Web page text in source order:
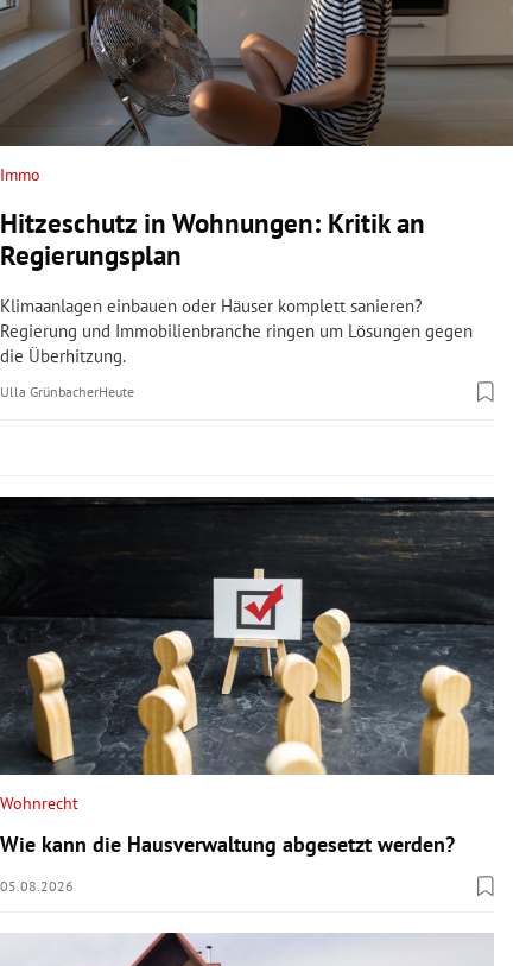
Untermenü
Untermenü
Untermenü
Untermenü
Untermenü
Untermenü
Untermenü
Untermenü
Immo
Hitzeschutz in Wohnungen: Kritik an
Regierungsplan
Klimaanlagen einbauen oder Häuser komplett sanieren?
Regierung und Immobilienbranche ringen um Lösungen gegen
die Überhitzung.
Ulla GrünbacherHeute
Wohnrecht
Wie kann die Hausverwaltung abgesetzt werden?
05.08.2026